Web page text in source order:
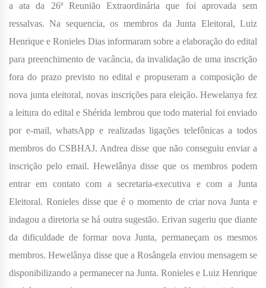
a ata da 26ª Reunião Extraordinária que foi aprovada sem
ressalvas. Na sequencia, os membros da Junta Eleitoral, Luiz
Henrique e Ronieles Dias informaram sobre a elaboração do edital
para preenchimento de vacância, da invalidação de uma inscrição
fora do prazo previsto no edital e propuseram a composição de
nova junta eleitoral, novas inscrições para eleição. Hewelanya fez
a leitura do edital e Shérida lembrou que todo material foi enviado
por e-mail, whatsApp e realizadas ligações telefônicas a todos
membros do CSBHAJ. Andrea disse que não conseguiu enviar a
inscrição pelo email. Hewelânya disse que os membros podem
entrar em contato com a secretaria-executiva e com a Junta
Eleitoral. Ronieles disse que é o momento de criar nova Junta e
indagou a diretoria se há outra sugestão. Erivan sugeriu que diante
da dificuldade de formar nova Junta, permaneçam os mesmos
membros. Hewelânya disse que a Rosângela enviou mensagem se
disponibilizando a permanecer na Junta. Ronieles e Luiz Henrique